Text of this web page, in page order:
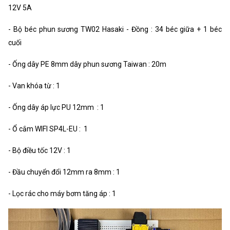
12V 5A
- Bộ béc phun sương TW02 Hasaki - Đồng : 34 béc giữa + 1 béc
cuối
- Ống dây PE 8mm dây phun sương Taiwan : 20m
- Van khóa từ : 1
- Ống dây áp lực PU 12mm : 1
- Ổ cắm WIFI SP4L-EU : 1
- Bộ điều tốc 12V : 1
- Đầu chuyển đổi 12mm ra 8mm : 1
- Lọc rác cho máy bơm tăng áp : 1